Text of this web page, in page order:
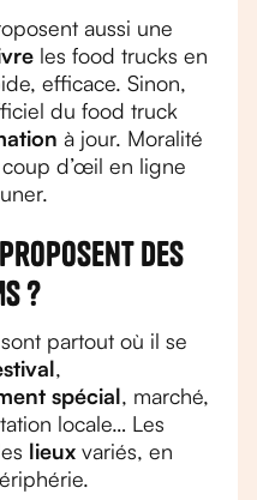
aussi une
les food trucks en
efficace. Sinon,
du food truck
à jour. Moralité
d’œil en ligne
des
?
partout où il se
,
spécial, marché,
locale… Les
lieux variés, en